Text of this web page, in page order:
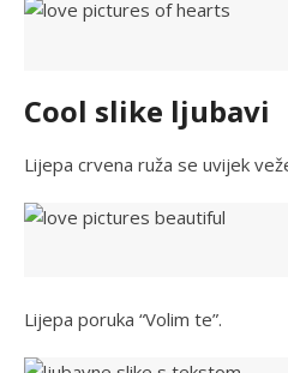
Cool slike ljubavi
Lijepa crvena ruža se uvijek
Lijepa poruka “Volim te”.